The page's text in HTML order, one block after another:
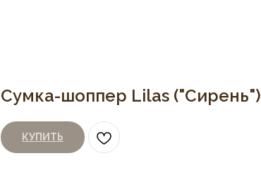
Сумка-шоппер Lilas ("Сирень")
КУПИТЬ